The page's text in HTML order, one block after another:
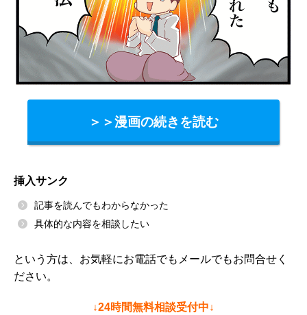
＞＞漫画の続きを読む
挿入サンク
記事を読んでもわからなかった
具体的な内容を相談したい
という方は、お気軽にお電話でもメールでもお問合せく
ださい。
↓24時間無料相談受付中↓